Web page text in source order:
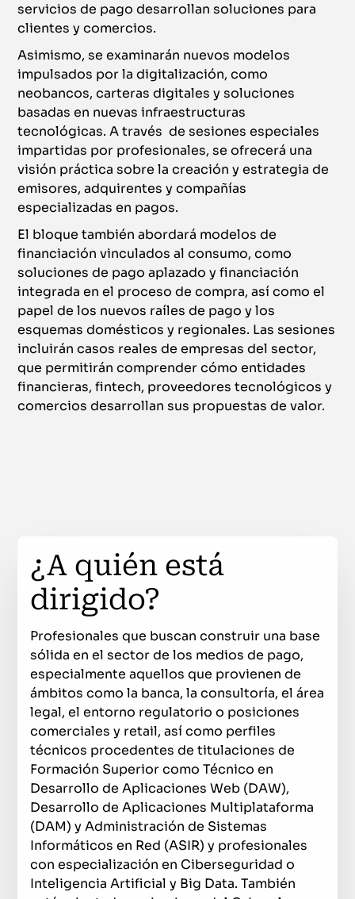
servicios de pago desarrollan soluciones para
clientes y comercios.
Asimismo, se examinarán nuevos modelos
impulsados por la digitalización, como
neobancos, carteras digitales y soluciones
basadas en nuevas infraestructuras
tecnológicas. A través de sesiones especiales
impartidas por profesionales, se ofrecerá una
visión práctica sobre la creación y estrategia de
emisores, adquirentes y compañías
especializadas en pagos.
El bloque también abordará modelos de
financiación vinculados al consumo, como
soluciones de pago aplazado y financiación
integrada en el proceso de compra, así como el
papel de los nuevos raíles de pago y los
esquemas domésticos y regionales. Las sesiones
incluirán casos reales de empresas del sector,
que permitirán comprender cómo entidades
financieras, fintech, proveedores tecnológicos y
comercios desarrollan sus propuestas de valor.
¿A quién está
dirigido?
Profesionales que buscan construir una base
sólida en el sector de los medios de pago,
especialmente aquellos que provienen de
ámbitos como la banca, la consultoría, el área
legal, el entorno regulatorio o posiciones
comerciales y retail, así como perfiles
técnicos procedentes de titulaciones de
Formación Superior como Técnico en
Desarrollo de Aplicaciones Web (DAW),
Desarrollo de Aplicaciones Multiplataforma
(DAM) y Administración de Sistemas
Informáticos en Red (ASIR) y profesionales
con especialización en Ciberseguridad o
Inteligencia Artificial y Big Data. También